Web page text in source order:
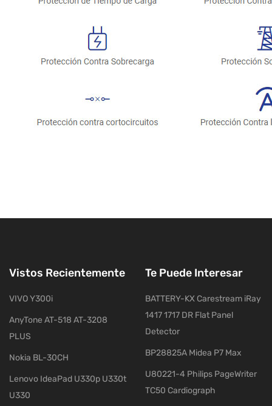
Vistos Recientemente
VIVO Y300i
AnyTone AT-518 AT-3208
PLUS
Nokia BL-30CH
Lenovo IdeaPad U330p U330t
U330
Te Puede Interesar
BATTERY-KX Carestream iRay
1417 1717 DR Flat Panel
Detector
BP28825A Midea P7 Max
U80221-4 Philips PageWriter
TC50 Cardiograph